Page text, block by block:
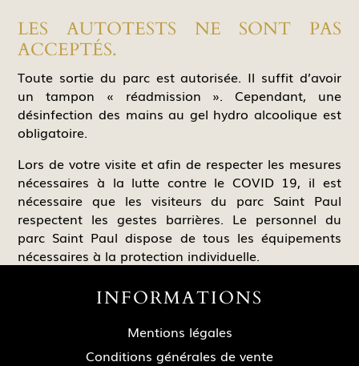
LES AUTOTESTS NE SONT PAS
ACCEPTÉS.
Toute sortie du parc est autorisée. Il suffit d’avoir
un tampon « réadmission ». Cependant, une
désinfection des mains au gel hydro alcoolique est
obligatoire.
Lors de votre visite et afin de respecter les mesures
nécessaires à la lutte contre le COVID 19, il est
nécessaire que les visiteurs du parc Saint Paul
respectent les gestes barrières. Le personnel du
parc Saint Paul dispose de tous les équipements
nécessaires à la protection individuelle.
INFORMATIONS
Mentions légales
Conditions générales de vente